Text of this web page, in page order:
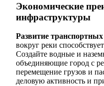
Экономические
инфраструктуры
Развитие
вокруг реки
Создайте водные и
объединяющие город с
перемещение грузов и
деловую активность и